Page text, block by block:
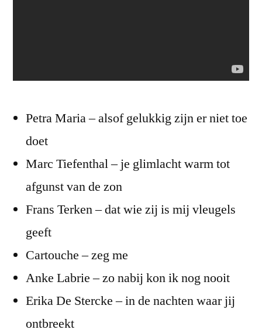
Petra Maria – alsof gelukkig zijn er niet toe
doet
Marc Tiefenthal – je glimlacht warm tot
afgunst van de zon
Frans Terken – dat wie zij is mij vleugels
geeft
Cartouche – zeg me
Anke Labrie – zo nabij kon ik nog nooit
Erika De Stercke – in de nachten waar jij
ontbreekt